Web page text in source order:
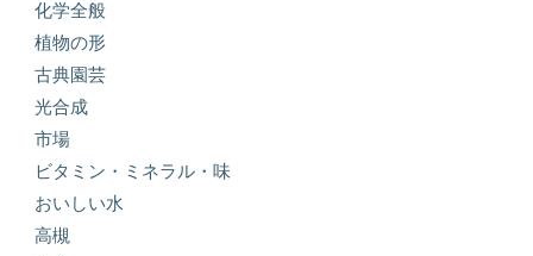
化学全般
植物の形
古典園芸
光合成
市場
ビタミン・ミネラル・味
おいしい水
高槻